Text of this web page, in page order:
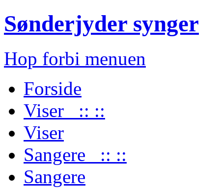
Sønderjyder synger
Hop forbi menuen
Forside
Viser :: ::
Viser
Sangere :: ::
Sangere